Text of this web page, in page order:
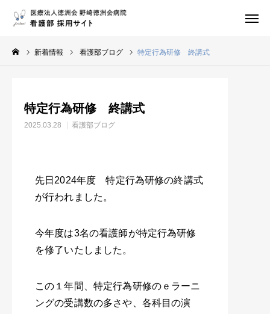
新着情報 看護部ブログ 特定行為研修 終講式
特定行為研修 終講式
2025.03.28 看護部ブログ
先日2024年度 特定行為研修の終講式
が行われました。
今年度は3名の看護師が特定行為研修
を修了いたしました。
この１年間、特定行為研修のｅラーニ
ングの受講数の多さや、各科目の演
応募・問合せ・資料請求 地図・アクセス
当院について
福利厚生・各種制度
募集要項